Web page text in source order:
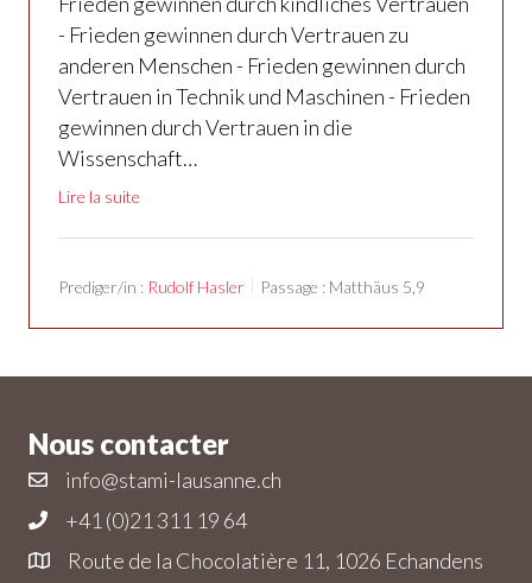
- Frieden gewinnen durch Vertrauen zu
anderen Menschen - Frieden gewinnen durch
Vertrauen in Technik und Maschinen - Frieden
gewinnen durch Vertrauen in die
Wissenschaft…
Lire la suite
Prediger/in : Rudolf Hasler Passage : Matthäus 5,9
Nous contacter
info@stami-lausanne.ch
+41 (0)21 311 19 64
Route de la Chocolatière 11, 1026 Echandens